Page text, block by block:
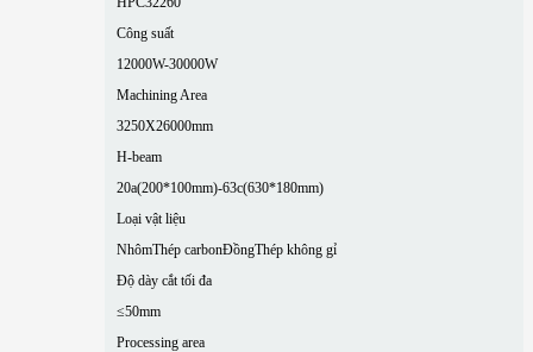
Công suất
12000W-30000W
Machining Area
3250X26000mm
H-beam
20a(200*100mm)-63c(630*180mm)
Loại vật liệu
NhômThép carbonĐồngThép không gỉ
Độ dày cắt tối đa
≤50mm
Processing area